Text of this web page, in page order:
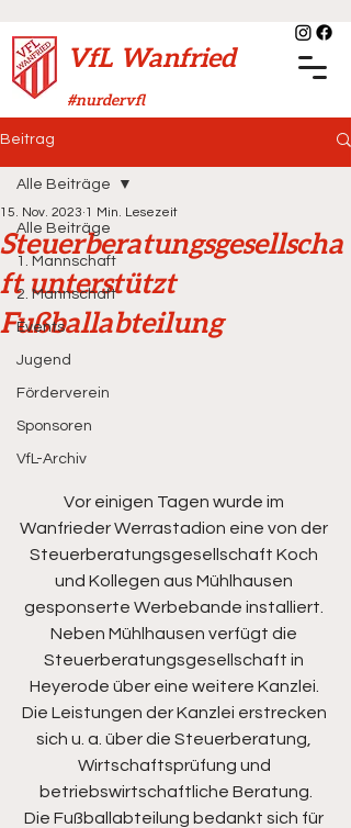
VfL Wanfried
#nurdervfl
Beitrag
Alle Beiträge
1. Mannschaft
2. Mannschaft
Events
Jugend
Förderverein
Sponsoren
VfL-Archiv
Alle Beiträge
Steuerberatungsgesellscha
ft unterstützt
Fußballabteilung
15. Nov. 2023 1 Min. Lesezeit
Vor einigen Tagen wurde im
Wanfrieder Werrastadion eine von der
Steuerberatungsgesellschaft Koch
und Kollegen aus Mühlhausen
gesponserte Werbebande installiert.
Neben Mühlhausen verfügt die
Steuerberatungsgesellschaft in
Heyerode über eine weitere Kanzlei.
Die Leistungen der Kanzlei erstrecken
sich u. a. über die Steuerberatung,
Wirtschaftsprüfung und
betriebswirtschaftliche Beratung.
Die Fußballabteilung bedankt sich für